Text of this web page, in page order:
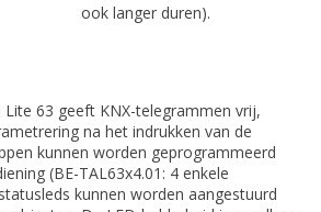
ook langer duren).
63 geeft KNX-telegrammen vrij,
na het indrukken van de
kunnen worden geprogrammeerd
(BE-TAL63x4.01: 4 enkele
kunnen worden aangestuurd